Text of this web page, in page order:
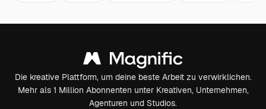
Die kreative Plattform, um deine beste Arbeit zu verwirklichen.
Mehr als 1 Million Abonnenten unter Kreativen, Unternehmen,
Agenturen und Studios.